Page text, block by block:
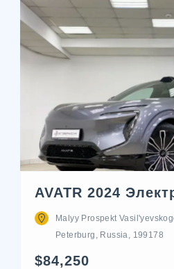
AVATR 2024
Malyy Prospekt
Peterburg, Russia, 199178
$84,250